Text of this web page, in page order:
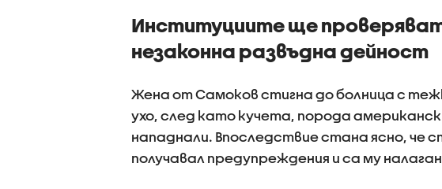
Институциите ще
незаконна развъдна дейност
Жена от Самоков стигна до болница с
ухо, след като кучета, порода
нападнали. Впоследствие стана ясно, че
получавал предупреждения и са му